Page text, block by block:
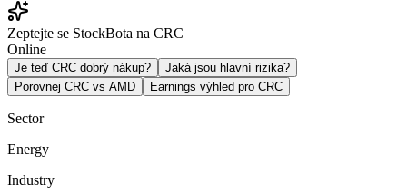
Zeptejte se StockBota na CRC
Online
Je teď CRC dobrý nákup?
Jaká jsou hlavní rizika?
Porovnej CRC vs AMD
Earnings výhled pro CRC
Sector
Energy
Industry